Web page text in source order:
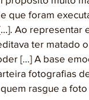
que foram
Ao
ter matado
[...] A base
fotografias
rasgue a